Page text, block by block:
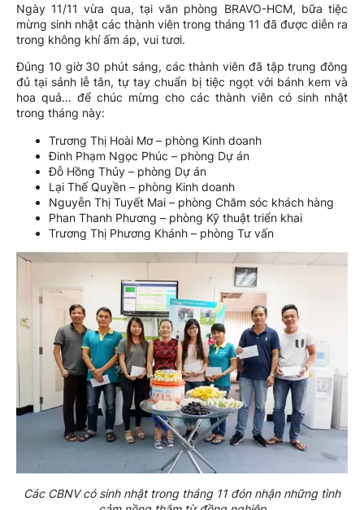
Ngày 11/11 vừa qua, tại văn phòng BRAVO-HCM, bữa tiệc
mừng sinh nhật các thành viên trong tháng 11 đã được diễn ra
trong không khí ấm áp, vui tươi.
Đúng 10 giờ 30 phút sáng, các thành viên đã tập trung đông
đủ tại sảnh lễ tân, tự tay chuẩn bị tiệc ngọt với bánh kem và
hoa quả… để chúc mừng cho các thành viên có sinh nhật
trong tháng này:
Trương Thị Hoài Mơ – phòng Kinh doanh
Đinh Phạm Ngọc Phúc – phòng Dự án
Đỗ Hồng Thủy – phòng Dự án
Lại Thế Quyền – phòng Kinh doanh
Nguyễn Thị Tuyết Mai – phòng Chăm sóc khách hàng
Phan Thanh Phương – phòng Kỹ thuật triển khai
Trương Thị Phương Khánh – phòng Tư vấn
Các CBNV có sinh nhật trong tháng 11 đón nhận những tình